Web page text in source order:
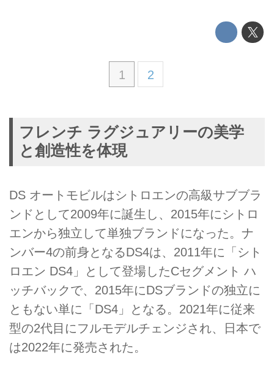
1 2
フレンチ ラグジュアリーの美学
と創造性を体現
DS オートモビルはシトロエンの高級サブブラ
ンドとして2009年に誕生し、2015年にシトロ
エンから独立して単独ブランドになった。ナ
ンバー4の前身となるDS4は、2011年に「シト
ロエン DS4」として登場したCセグメント ハ
ッチバックで、2015年にDSブランドの独立に
ともない単に「DS4」となる。2021年に従来
型の2代目にフルモデルチェンジされ、日本で
は2022年に発売された。